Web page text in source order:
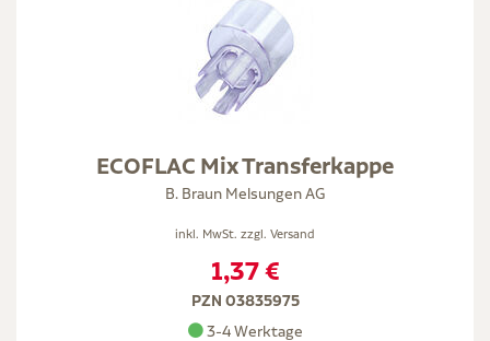
ECOFLAC Mix Transferkappe
B. Braun Melsungen AG
inkl. MwSt. zzgl. Versand
1,37 €
PZN 03835975
3-4 Werktage